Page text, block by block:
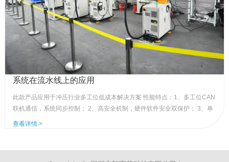
系统在流水线上的应用
此款产品应用于冲压行业多工位低成本解决方案 性能特点：1、多工位CAN
联机通信，系统同步控制； 2、高安全机制，硬件软件安全双保护； 3、单
台处理问题完成，其它机台自动联机配合起动； 4、高速运行，一分钟可实
查看详情 >